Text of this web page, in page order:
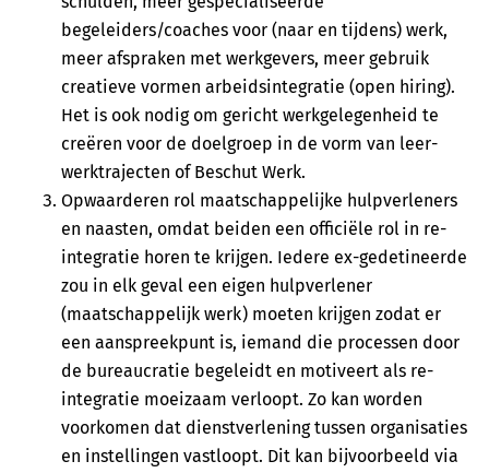
begeleiders/coaches voor (naar en tijdens) werk,
meer afspraken met werkgevers, meer gebruik
creatieve vormen arbeidsintegratie (open hiring).
Het is ook nodig om gericht werkgelegenheid te
creëren voor de doelgroep in de vorm van leer-
werktrajecten of Beschut Werk.
Opwaarderen rol maatschappelijke hulpverleners
en naasten, omdat beiden een officiële rol in re-
integratie horen te krijgen. Iedere ex-gedetineerde
zou in elk geval een eigen hulpverlener
(maatschappelijk werk) moeten krijgen zodat er
een aanspreekpunt is, iemand die processen door
de bureaucratie begeleidt en motiveert als re-
integratie moeizaam verloopt. Zo kan worden
voorkomen dat dienstverlening tussen organisaties
en instellingen vastloopt. Dit kan bijvoorbeeld via